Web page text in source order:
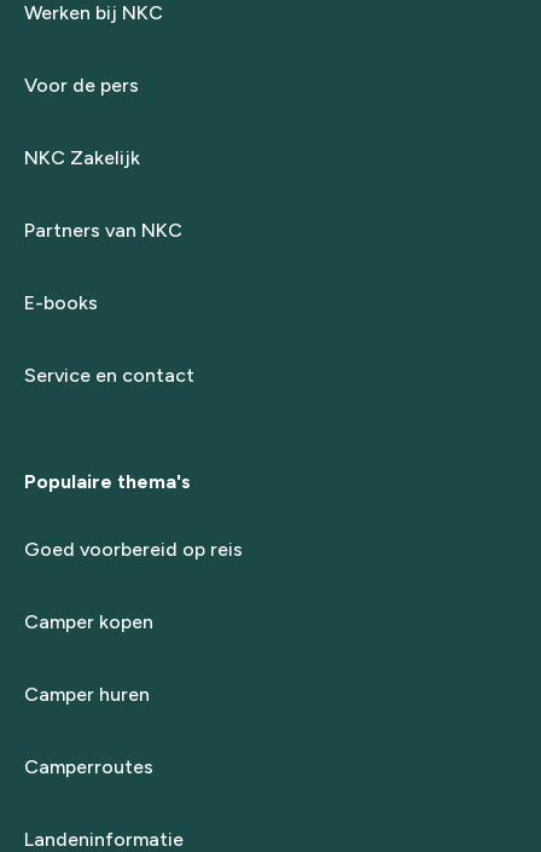
Werken bij NKC
Voor de pers
NKC Zakelijk
Partners van NKC
E-books
Service en contact
Populaire thema's
Goed voorbereid op reis
Camper kopen
Camper huren
Camperroutes
Landeninformatie